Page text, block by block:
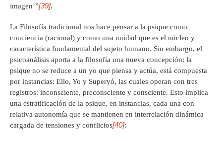
imagen’”[39].
La Filosofía tradicional nos hace pensar a la psique como
conciencia (racional) y como una unidad que es el núcleo y
característica fundamental del sujeto humano. Sin embargo, el
psicoanálisis aporta a la filosofía una nueva concepción: la
psique no se reduce a un yo que piensa y actúa, está compuesta
por instancias: Ello, Yo y Superyó, las cuales operan con tres
registros: inconsciente, preconsciente y consciente. Esto implica
una estratificación de la psique, en instancias, cada una con
relativa autonomía que se mantienen en interrelación dinámica
cargada de tensiones y conflictos[40]: